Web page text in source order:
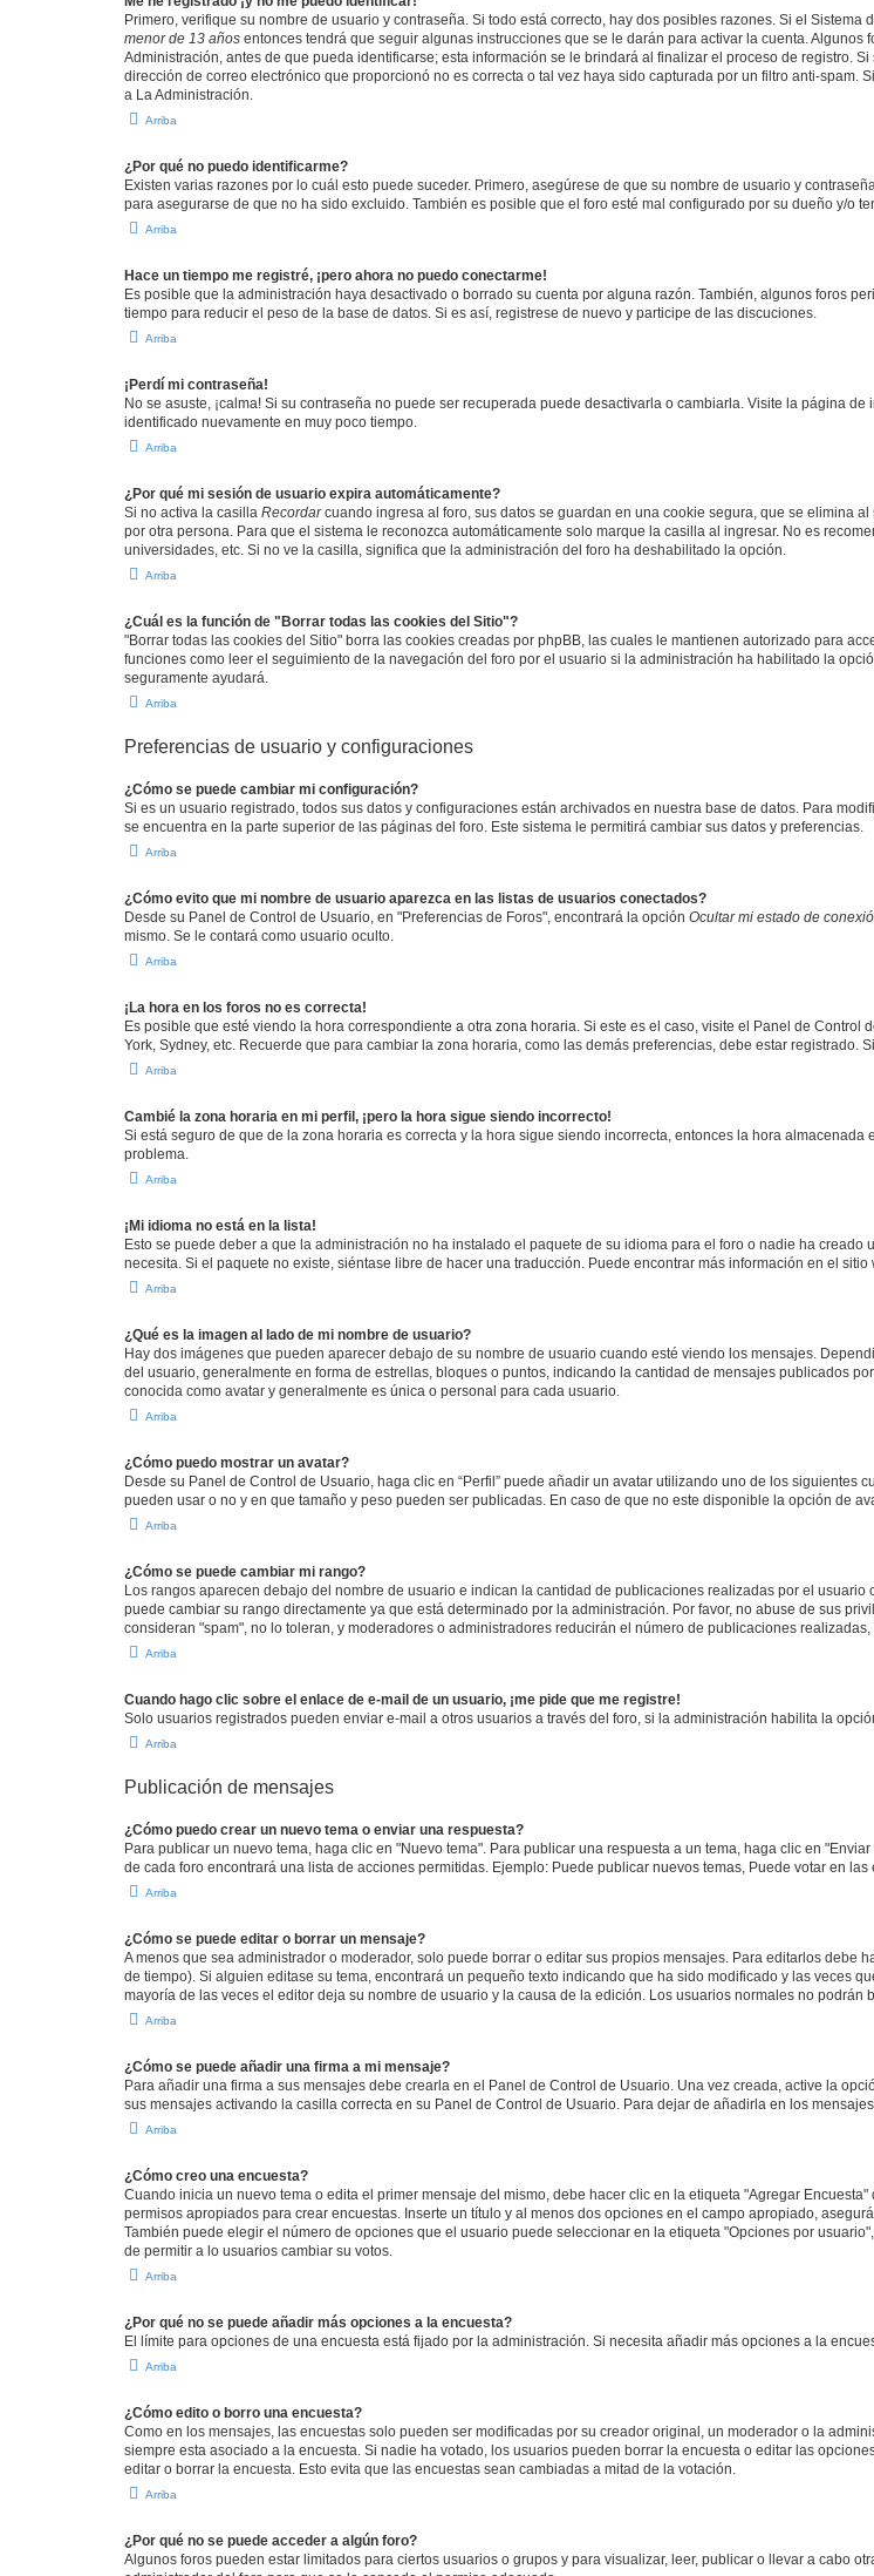
Primero, verifique su nombre de usuario y contraseña. Si todo está correcto, hay dos posibles razones. Si el
menor de 13 años entonces tendrá que seguir algunas instrucciones que se le darán para activar la cuenta.
Administración, antes de que pueda identificarse; esta información se le brindará al finalizar el proceso de registro.
dirección de correo electrónico que proporcionó no es correcta o tal vez haya sido capturada por un filtro anti-
a La Administración.
Arriba
¿Por qué no puedo identificarme?
Existen varias razones por lo cuál esto puede suceder. Primero, asegúrese de que su nombre de usuario y
para asegurarse de que no ha sido excluido. También es posible que el foro esté mal configurado por su dueño y/o
Arriba
Hace un tiempo me registré, ¡pero ahora no puedo conectarme!
Es posible que la administración haya desactivado o borrado su cuenta por alguna razón. También, algunos foros
tiempo para reducir el peso de la base de datos. Si es así, registrese de nuevo y participe de las discuciones.
Arriba
¡Perdí mi contraseña!
No se asuste, ¡calma! Si su contraseña no puede ser recuperada puede desactivarla o cambiarla. Visite la página de
identificado nuevamente en muy poco tiempo.
Arriba
¿Por qué mi sesión de usuario expira automáticamente?
Si no activa la casilla Recordarcuando ingresa al foro, sus datos se guardan en una cookie segura, que se elimina
por otra persona. Para que el sistema le reconozca automáticamente solo marque la casilla al ingresar. No es
universidades, etc. Si no ve la casilla, significa que la administración del foro ha deshabilitado la opción.
Arriba
¿Cuál es la función de "Borrar todas las cookies del Sitio"?
"Borrar todas las cookies del Sitio" borra las cookies creadas por phpBB, las cuales le mantienen autorizado para
funciones como leer el seguimiento de la navegación del foro por el usuario si la administración ha habilitado la
seguramente ayudará.
Arriba
Preferencias de usuario y configuraciones
¿Cómo se puede cambiar mi configuración?
Si es un usuario registrado, todos sus datos y configuraciones están archivados en nuestra base de datos. Para
se encuentra en la parte superior de las páginas del foro. Este sistema le permitirá cambiar sus datos y preferencias.
Arriba
¿Cómo evito que mi nombre de usuario aparezca en las listas de usuarios conectados?
Desde su Panel de Control de Usuario, en "Preferencias de Foros", encontrará la opción Ocultar mi estado de
mismo. Se le contará como usuario oculto.
Arriba
¡La hora en los foros no es correcta!
Es posible que esté viendo la hora correspondiente a otra zona horaria. Si este es el caso, visite el Panel de
York, Sydney, etc. Recuerde que para cambiar la zona horaria, como las demás preferencias, debe estar registrado.
Arriba
Cambié la zona horaria en mi perfil, ¡pero la hora sigue siendo incorrecto!
Si está seguro de que de la zona horaria es correcta y la hora sigue siendo incorrecta, entonces la hora
problema.
Arriba
¡Mi idioma no está en la lista!
Esto se puede deber a que la administración no ha instalado el paquete de su idioma para el foro o nadie ha
necesita. Si el paquete no existe, siéntase libre de hacer una traducción. Puede encontrar más información en el sitio
Arriba
¿Qué es la imagen al lado de mi nombre de usuario?
Hay dos imágenes que pueden aparecer debajo de su nombre de usuario cuando esté viendo los mensajes.
del usuario, generalmente en forma de estrellas, bloques o puntos, indicando la cantidad de mensajes publicados
conocida como avatar y generalmente es única o personal para cada usuario.
Arriba
¿Cómo puedo mostrar un avatar?
Desde su Panel de Control de Usuario, haga clic en “Perfil” puede añadir un avatar utilizando uno de los siguientes
pueden usar o no y en que tamaño y peso pueden ser publicadas. En caso de que no este disponible la opción de
Arriba
¿Cómo se puede cambiar mi rango?
Los rangos aparecen debajo del nombre de usuario e indican la cantidad de publicaciones realizadas por el
puede cambiar su rango directamente ya que está determinado por la administración. Por favor, no abuse de sus
consideran "spam", no lo toleran, y moderadores o administradores reducirán el número de publicaciones
Arriba
Cuando hago clic sobre el enlace de e-mail de un usuario, ¡me pide que me registre!
Solo usuarios registrados pueden enviar e-mail a otros usuarios a través del foro, si la administración habilita la
Arriba
Publicación de mensajes
¿Cómo puedo crear un nuevo tema o enviar una respuesta?
Para publicar un nuevo tema, haga clic en "Nuevo tema". Para publicar una respuesta a un tema, haga clic en
de cada foro encontrará una lista de acciones permitidas. Ejemplo: Puede publicar nuevos temas, Puede votar en las
Arriba
¿Cómo se puede editar o borrar un mensaje?
A menos que sea administrador o moderador, solo puede borrar o editar sus propios mensajes. Para editarlos debe
de tiempo). Si alguien editase su tema, encontrará un pequeño texto indicando que ha sido modificado y las veces
mayoría de las veces el editor deja su nombre de usuario y la causa de la edición. Los usuarios normales no
Arriba
¿Cómo se puede añadir una firma a mi mensaje?
Para añadir una firma a sus mensajes debe crearla en el Panel de Control de Usuario. Una vez creada, active la
sus mensajes activando la casilla correcta en su Panel de Control de Usuario. Para dejar de añadirla en los
Arriba
¿Cómo creo una encuesta?
Cuando inicia un nuevo tema o edita el primer mensaje del mismo, debe hacer clic en la etiqueta "Agregar
permisos apropiados para crear encuestas. Inserte un título y al menos dos opciones en el campo apropiado,
También puede elegir el número de opciones que el usuario puede seleccionar en la etiqueta "Opciones por
de permitir a lo usuarios cambiar su votos.
Arriba
¿Por qué no se puede añadir más opciones a la encuesta?
El límite para opciones de una encuesta está fijado por la administración. Si necesita añadir más opciones a la
Arriba
¿Cómo edito o borro una encuesta?
Como en los mensajes, las encuestas solo pueden ser modificadas por su creador original, un moderador o la
siempre esta asociado a la encuesta. Si nadie ha votado, los usuarios pueden borrar la encuesta o editar las
editar o borrar la encuesta. Esto evita que las encuestas sean cambiadas a mitad de la votación.
Arriba
¿Por qué no se puede acceder a algún foro?
Algunos foros pueden estar limitados para ciertos usuarios o grupos y para visualizar, leer, publicar o llevar a cabo